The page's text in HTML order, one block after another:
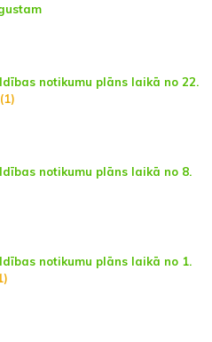
notikumu plāns laikā no 22.
(1)
notikumu plāns laikā no 8.
notikumu plāns laikā no 1.